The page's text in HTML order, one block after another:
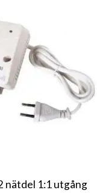
nätdel 1:1 utgång